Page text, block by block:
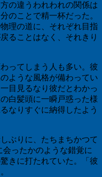
の違うわれわれの関係は
のことで精一杯だった。
理の道に、それぞれ目指
ることはなく、それきり
ってしまう人も多い。彼
ような風格が備わってい
目見るなり彼だとわかっ
白髪頭に一瞬戸惑った様
なりすぐに納得したよう
ぶりに、たちまちかつて
会ったかのような錯覚に
きに打たれていた。「彼